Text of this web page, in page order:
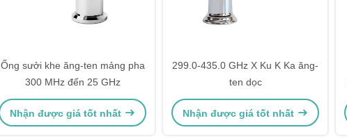
Ống sưởi khe ăng-ten mảng pha
300 MHz đến 25 GHz
Nhận được giá tốt nhất
299.0-435.0 GHz X Ku K Ka ăng-
ten dọc
Nhận được giá tốt nhất